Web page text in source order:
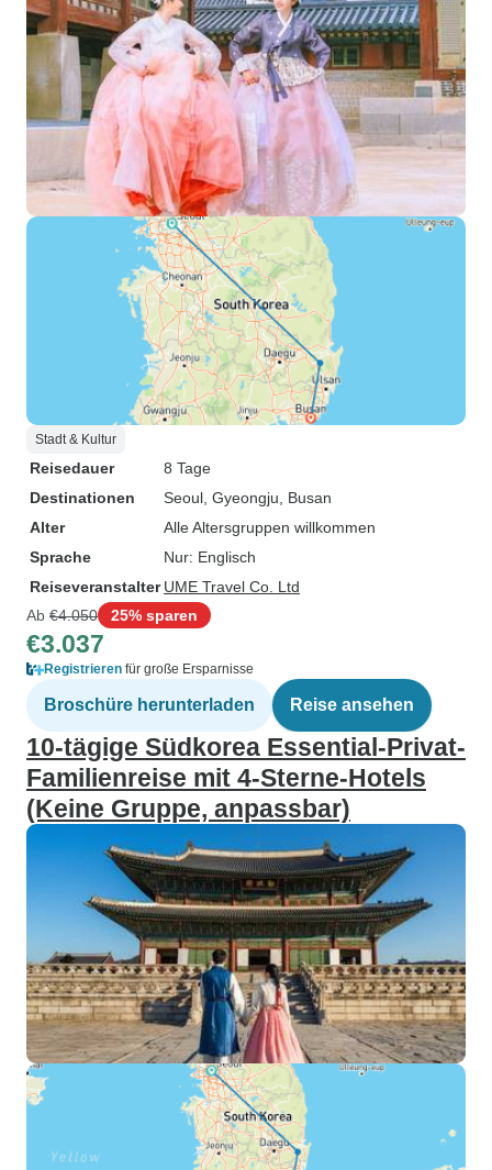
Stadt & Kultur
Reisedauer
8 Tage
Destinationen
Seoul , Gyeongju , Busan
Alter
Alle Altersgruppen willkommen
Sprache
Nur: Englisch
Reiseveranstalter UME Travel Co. Ltd
Ab €4.050 25% sparen
€3.037
Registrieren für große Ersparnisse
Broschüre herunterladen Reise ansehen
10-tägige Südkorea Essential-Privat-
Familienreise mit 4-Sterne-Hotels
(Keine Gruppe, anpassbar)